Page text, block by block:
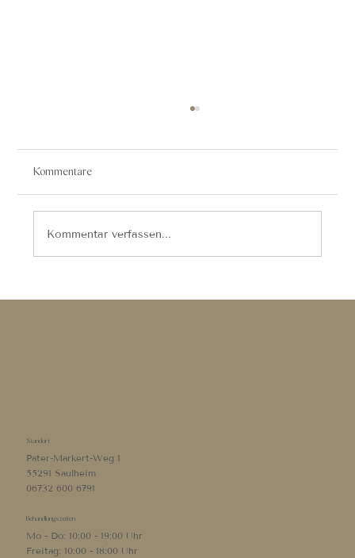
Kommentare
Kommentar verfassen...
Standort
Pater-Markert-Weg 1
55291 Saulheim
06732 600 6791
Behandlungszeiten
Mo - Do: 10:00 - 19:00 Uhr
Freitag: 10:00 - 18:00 Uhr